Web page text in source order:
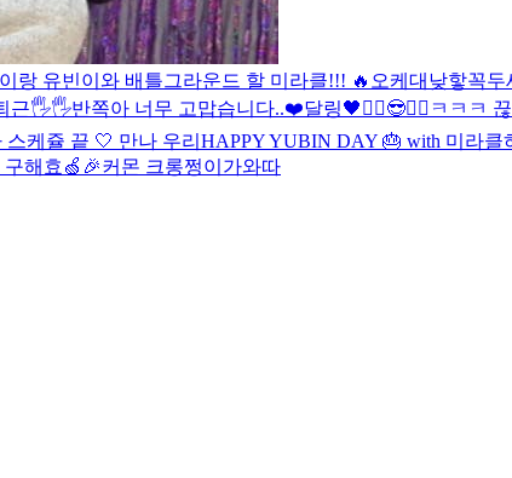
랑 유빈이와 배틀그라운드 할 미라클!!! 🔥 오케 대낮핳꼭두
근🖐🖐반쪽아 너무 고맙습니다..❤️달링🖤 ✌🏻😎✌🏻 ㅋㅋㅋ
스케쥴 끝 🤍 만나 우리 HAPPY YUBIN DAY 🎂 with 미라클
해효🍏🎉커몬 크롱쩡이가와따